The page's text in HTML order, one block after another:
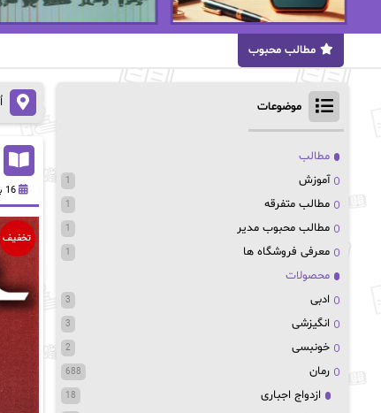
مطالب محبوب
16 بهمن 1403
تخفیف
موضوعات
مطالب
آموزش
1
مطالب متفرقه 1
مطالب محبوب مدیر 1
معرفی فروشگاه ها 1
محصولات
ادبی
3
انگیزشی 3
خونبسی 2
رمان 688
ازدواج اجباری 18